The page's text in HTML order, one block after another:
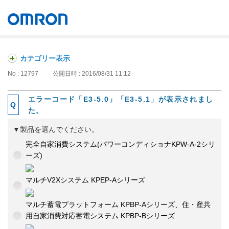
カテゴリー表示
No : 12797 公開日時 : 2016/08/31 11:12
エラーコード「E3-5.0」「E3-5.1」が表示されまし
た。
▼製品を選んでください。
完全自家消費システム(パワーコンディショナKPW-A-2シリ
ーズ)
マルチV2Xシステム KPEP-Aシリーズ
マルチ蓄電プラットフォーム KPBP-Aシリーズ、住・産共
用自家消費対応蓄電システム KPBP-Bシリーズ